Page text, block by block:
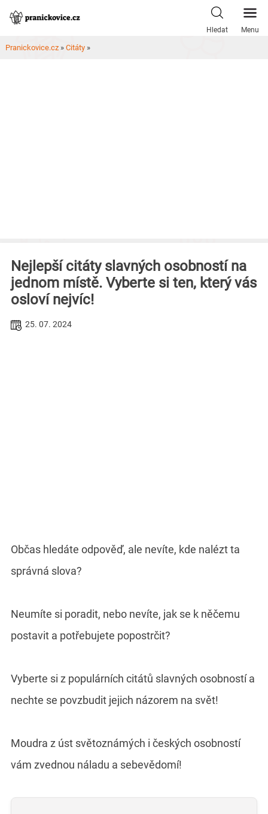
Skip
Hledat Menu
Pranickovice.cz » Citáty »
Nejlepší citáty slavných osobností na
jednom místě. Vyberte si ten, který vás
osloví nejvíc!
25. 07. 2024
Občas hledáte odpověď, ale nevíte, kde nalézt ta
správná slova?
Neumíte si poradit, nebo nevíte, jak se k něčemu
postavit a potřebujete popostrčit?
Vyberte si z populárních citátů slavných osobností a
nechte se povzbudit jejich názorem na svět!
Moudra z úst světoznámých i českých osobností
vám zvednou náladu a sebevědomí!